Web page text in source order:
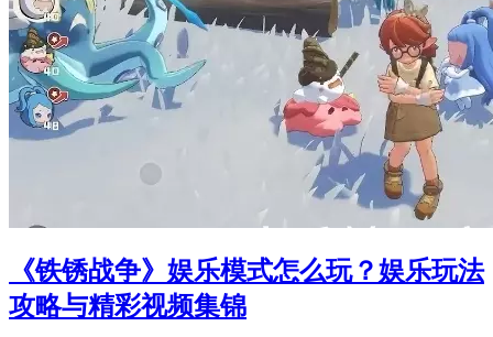
《铁锈战争》娱乐模式怎么玩？娱乐玩法
攻略与精彩视频集锦